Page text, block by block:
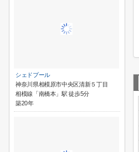
シェドプール
神奈川県相模原市中央区清新５丁目
相模線「南橋本」駅 徒歩5分
築20年